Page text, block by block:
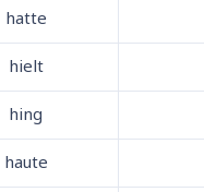
hatte
hielt
hing
haute